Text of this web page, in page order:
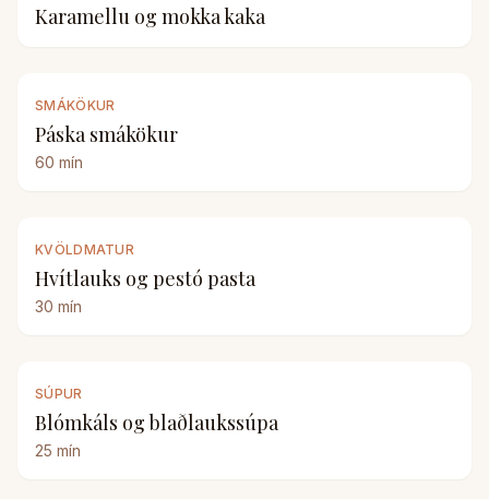
Karamellu og mokka kaka
SMÁKÖKUR
Páska smákökur
60 mín
KVÖLDMATUR
Hvítlauks og pestó pasta
30 mín
SÚPUR
Blómkáls og blaðlaukssúpa
25 mín